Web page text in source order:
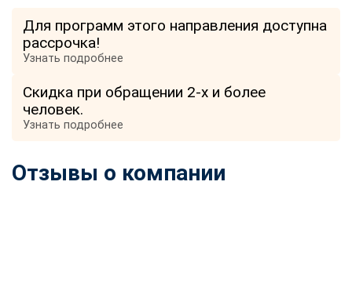
Для программ этого направления доступна
рассрочка!
Узнать подробнее
Скидка при обращении 2-х и более
человек.
Узнать подробнее
Отзывы о компании